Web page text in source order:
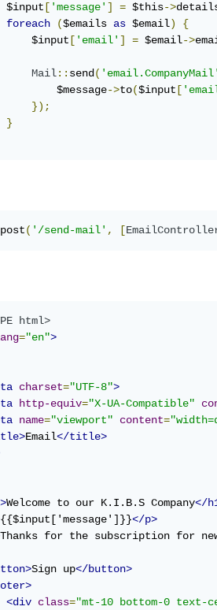
$input
[ 'message' ] = $this->
foreach
($emails as $email)
{
$input
[ 'email' ] = $email->
Mail:: send ( 'email.CompanyMail'
$message
->to($input [
});
}
post( '/send-mail' , [
html>
="en">
charset="UTF-8">
http-equiv="X-UA-Compatible"
name="viewport" content=
Email</title>
Welcome to our K.I.B.S Company</
{{$input['message']}}</p>
Thanks for the subscription for
Sign up</button>
<div class="mt-10 bottom-0 text-